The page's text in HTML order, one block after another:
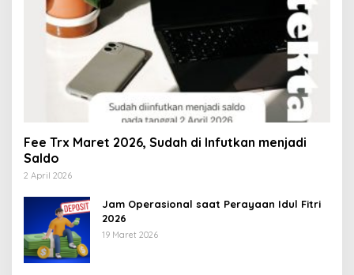
Fee Trx Maret 2026, Sudah di Infutkan menjadi
Saldo
2 April 2026
Jam Operasional saat Perayaan Idul Fitri
2026
19 Maret 2026